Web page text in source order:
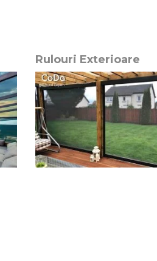
Rulouri Exterioare